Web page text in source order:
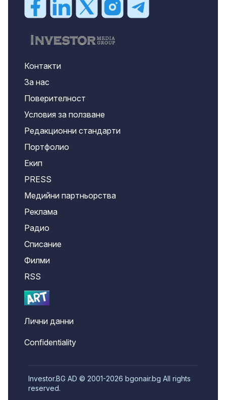
Контакти
За нас
Поверителност
Условия за ползване
Редакционни стандарти
Портфолио
Екип
PRESS
Медийни партньорства
Реклама
Радио
Списание
Филми
RSS
Лични данни
Confidentiality
Investor.BG AD © 2001-2026 bgonair.bg All rights
reserved.